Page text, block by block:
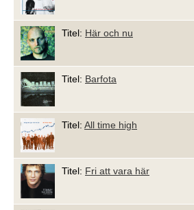
Titel: Här och nu
Titel: Barfota
Titel: All time high
Titel: Fri att vara här